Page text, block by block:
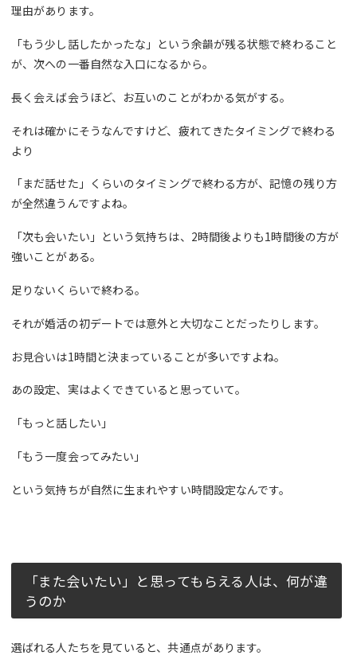
理由があります。
「もう少し話したかったな」という余韻が残る状態で終わること
が、次への一番自然な入口になるから。
長く会えば会うほど、お互いのことがわかる気がする。
それは確かにそうなんですけど、疲れてきたタイミングで終わる
より
「まだ話せた」くらいのタイミングで終わる方が、記憶の残り方
が全然違うんですよね。
「次も会いたい」という気持ちは、2時間後よりも1時間後の方が
強いことがある。
足りないくらいで終わる。
それが婚活の初デートでは意外と大切なことだったりします。
お見合いは1時間と決まっていることが多いですよね。
あの設定、実はよくできていると思っていて。
「もっと話したい」
「もう一度会ってみたい」
という気持ちが自然に生まれやすい時間設定なんです。
「また会いたい」と思ってもらえる人は、何が違
うのか
選ばれる人たちを見ていると、共通点があります。